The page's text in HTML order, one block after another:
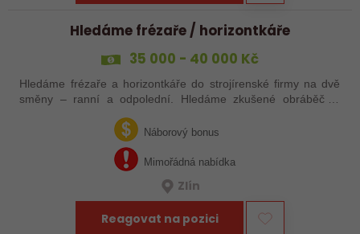
Hledáme frézaře / horizontkáře
35 000 - 40 000 Kč
Hledáme frézaře a horizontkáře do strojírenské firmy na dvě
směny – ranní a odpolední. Hledáme zkušené obráběče i
šikovné nováčky, kteří chtějí dělat poctivé řemeslo na
zajímavých zakázkách. Zašlete…
Náborový bonus
Mimořádná nabídka
Zlín
Reagovat na pozici